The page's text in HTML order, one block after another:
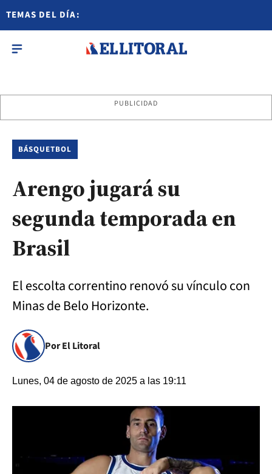
TEMAS DEL DÍA:
PUBLICIDAD
BÁSQUETBOL
Arengo jugará su
segunda temporada en
Brasil
El escolta correntino renovó su vínculo con
Minas de Belo Horizonte.
Por El Litoral
Lunes, 04 de agosto de 2025 a las 19:11